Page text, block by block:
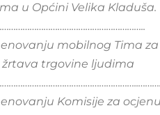
u Općini Velika Kladuša.
mobilnog Tima
trgovine ljudima
Komisije za